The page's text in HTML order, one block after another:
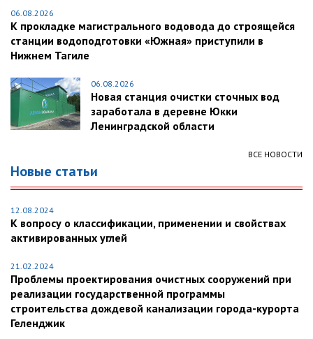
06.08.2026
К прокладке магистрального водовода до строящейся
станции водоподготовки «Южная» приступили в
Нижнем Тагиле
06.08.2026
Новая станция очистки сточных вод
заработала в деревне Юкки
Ленинградской области
ВСЕ НОВОСТИ
Новые статьи
12.08.2024
К вопросу о классификации, применении и свойствах
активированных углей
21.02.2024
Проблемы проектирования очистных сооружений при
реализации государственной программы
строительства дождевой канализации города-курорта
Геленджик